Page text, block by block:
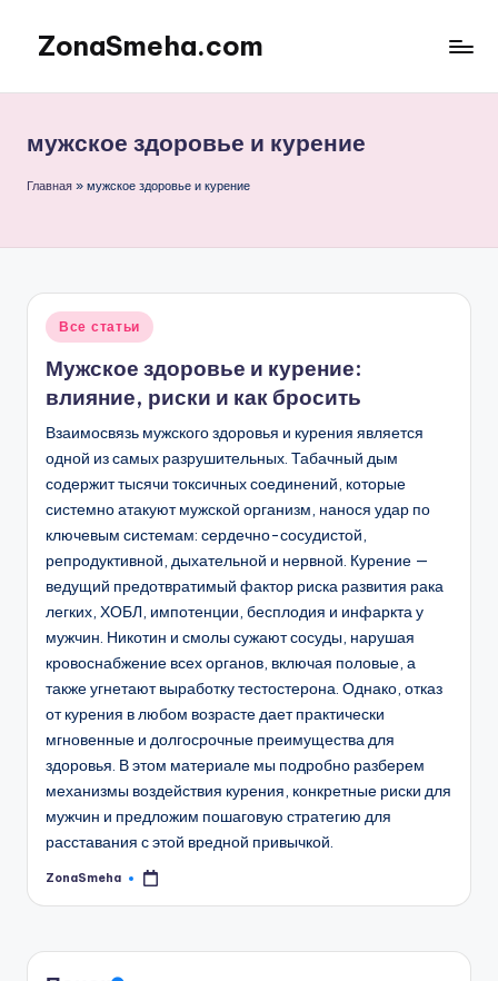
Перейти
содержимому
ZonaSmeha.com
питание
мужское здоровье и курение
Главная » мужское здоровье и курение
Опубликовано
Все статьи
Мужское здоровье и курение:
влияние, риски и как бросить
Взаимосвязь мужского здоровья и курения является
одной из самых разрушительных. Табачный дым
содержит тысячи токсичных соединений, которые
системно атакуют мужской организм, нанося удар по
ключевым системам: сердечно-сосудистой,
репродуктивной, дыхательной и нервной. Курение —
ведущий предотвратимый фактор риска развития рака
легких, ХОБЛ, импотенции, бесплодия и инфаркта у
мужчин. Никотин и смолы сужают сосуды, нарушая
кровоснабжение всех органов, включая половые, а
также угнетают выработку тестостерона. Однако, отказ
от курения в любом возрасте дает практически
мгновенные и долгосрочные преимущества для
здоровья. В этом материале мы подробно разберем
механизмы воздействия курения, конкретные риски для
мужчин и предложим пошаговую стратегию для
расставания с этой вредной привычкой.
Запись
ZonaSmeha